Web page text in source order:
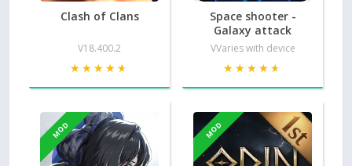
Clash of Clans
V18.400.2
★★★★★
★★★★★
Space shooter -
Galaxy attack
VVaries with device
★★★★★
★★★★★
MOD MOD